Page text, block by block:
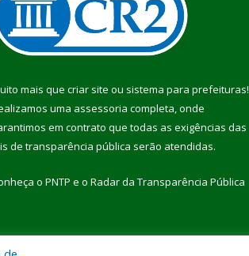
mais que criar site ou sistema para prefeituras!
uma assessoria completa, onde
em contrato que todas as exigências das
de transparência pública serão atendidas.
o PNTP e o Radar da Transparência Pública